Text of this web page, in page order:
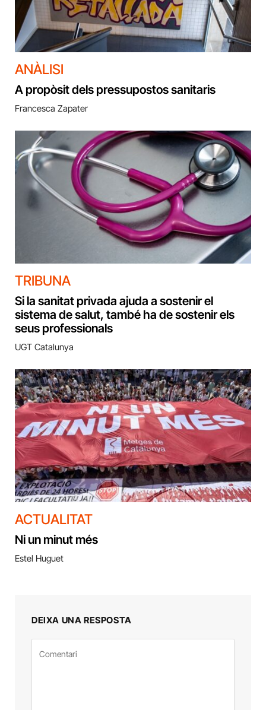
ANÀLISI
A propòsit dels pressupostos sanitaris
Francesca Zapater
TRIBUNA
Si la sanitat privada ajuda a sostenir el
sistema de salut, també ha de sostenir els
seus professionals
UGT Catalunya
ACTUALITAT
Ni un minut més
Estel Huguet
DEIXA UNA RESPOSTA